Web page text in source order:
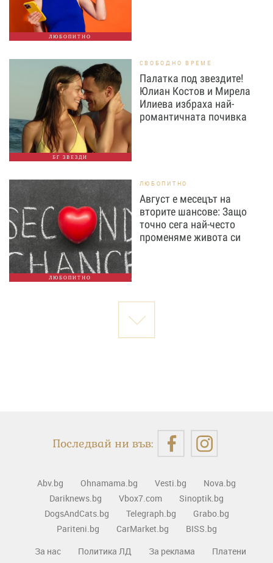
ЛЮБОПИТНО
БГ ЗВЕЗДИ
СВОБОДНО ВРЕМЕ
Палатка под звездите!
Юлиан Костов и Мирела
Илиева избраха най-
романтичната почивка
ЛЮБОПИТНО
ЛЮБОПИТНО
Август е месецът на
вторите шансове: Защо
точно сега най-често
променяме живота си
Последвай ни във:
Abv.bg Ohnamama.bg Vesti.bg
Nova.bg
Dariknews.bg
Vbox7.com
Sinoptik.bg
DogsAndCats.bg
Telegraph.bg
Grabo.bg
Pariteni.bg
CarMarket.bg
BISS.bg
За нас
Политика ЛД За реклама
Платени